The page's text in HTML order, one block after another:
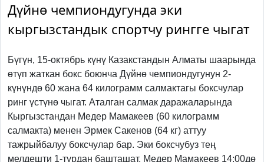
Дүйнө чемпиондугунда эки
кыргызстандык спортчу рингге чыгат
Бүгүн, 15-октябрь күнү Казакстандын Алматы шаарында
өтүп жаткан бокс боюнча Дүйнө чемпиондугунун 2-
күнүндө 60 жана 64 килограмм салмактагы боксчулар
ринг үстүнө чыгат. Аталган салмак даражаларында
Кыргызстандан Медер Мамакеев (60 килограмм
салмакта) менен Эрмек Сакенов (64 кг) аттуу
тажрыйбалуу боксчулар бар. Эки боксчубуз тең
мелдешти 1-турдан башташат. Медер Мамакеев 14:00дө